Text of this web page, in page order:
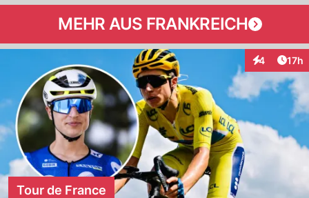
MEHR AUS FRANKREICH
4 17h
Tour de France